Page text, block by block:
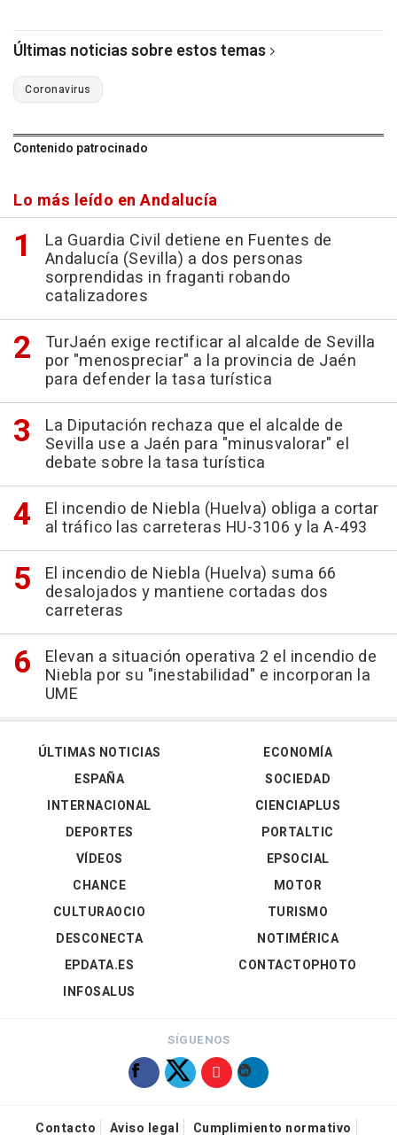
Últimas noticias sobre estos temas
Coronavirus
Contenido patrocinado
Lo más leído en Andalucía
La Guardia Civil detiene en Fuentes de
Andalucía (Sevilla) a dos personas
sorprendidas in fraganti robando
catalizadores
TurJaén exige rectificar al alcalde de Sevilla
por "menospreciar" a la provincia de Jaén
para defender la tasa turística
La Diputación rechaza que el alcalde de
Sevilla use a Jaén para "minusvalorar" el
debate sobre la tasa turística
El incendio de Niebla (Huelva) obliga a cortar
al tráfico las carreteras HU-3106 y la A-493
El incendio de Niebla (Huelva) suma 66
desalojados y mantiene cortadas dos
carreteras
Elevan a situación operativa 2 el incendio de
Niebla por su "inestabilidad" e incorporan la
UME
ÚLTIMAS NOTICIAS
ESPAÑA
INTERNACIONAL
DEPORTES
VÍDEOS
ECONOMÍA
SOCIEDAD
CIENCIAPLUS
PORTALTIC
EPSOCIAL
CHANCE
CULTURAOCIO
DESCONECTA
EPDATA.ES
INFOSALUS
MOTOR
TURISMO
NOTIMÉRICA
CONTACTOPHOTO
SÍGUENOS
Contacto Aviso legal Cumplimiento normativo